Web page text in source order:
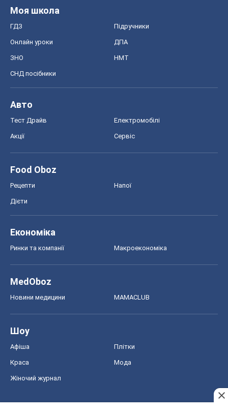
Моя школа
ГДЗ Підручники
Онлайн уроки ДПА
ЗНО НМТ
СНД посібники
Авто
Тест Драйв Електромобілі
Акції Сервіс
Food Oboz
Рецепти Напої
Дієти
Економіка
Ринки та компанії Макроекономіка
MedOboz
Новини медицини MAMACLUB
Шоу
Афіша Плітки
Краса Мода
Жіночий журнал